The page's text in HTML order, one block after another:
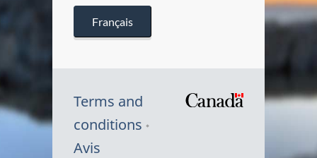
Français
Terms and
conditions
Avis